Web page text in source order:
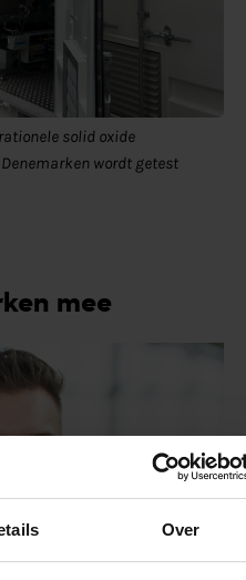
Over
solid oxide
wordt getest
mee